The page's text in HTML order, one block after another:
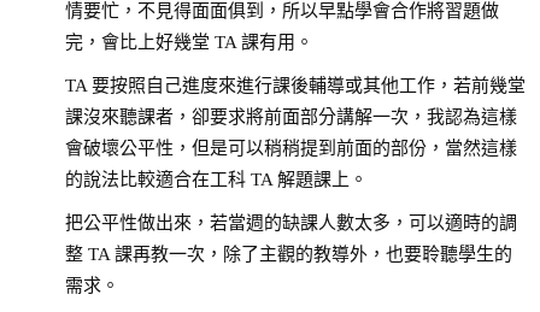
情要忙，不見得面面俱到，所以早點學會合作將習題做
完，會比上好幾堂 TA 課有用。
TA 要按照自己進度來進行課後輔導或其他工作，若前幾堂
課沒來聽課者，卻要求將前面部分講解一次，我認為這樣
會破壞公平性，但是可以稍稍提到前面的部份，當然這樣
的說法比較適合在工科 TA 解題課上。
把公平性做出來，若當週的缺課人數太多，可以適時的調
整 TA 課再教一次，除了主觀的教導外，也要聆聽學生的
需求。